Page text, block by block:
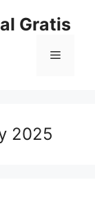
Gratis
Menu
2025